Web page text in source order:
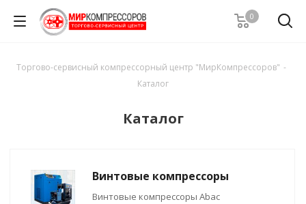
0
Торгово-сервисный компрессорный центр "МирКомпрессоров" -
Каталог
Каталог
Винтовые компрессоры
Винтовые компрессоры Abac